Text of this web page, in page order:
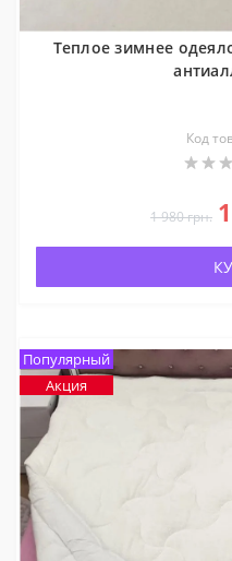
Теплое зимнее
Код
1 980 грн.
Популярный
Акция